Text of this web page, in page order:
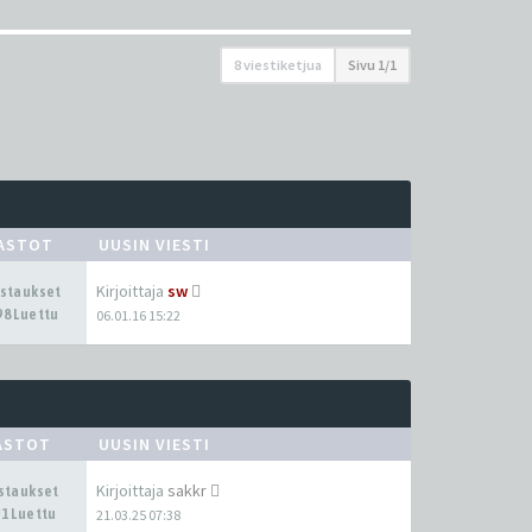
8 viestiketjua Sivu 1 /1
UUSIN VIESTI
Luettu
Kirjoittaja sw
06.01.16 15:22
UUSIN VIESTI
Luettu
Kirjoittaja sakkr
21.03.25 07:38